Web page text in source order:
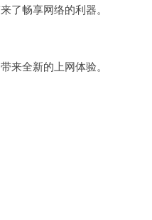
畅享网络的利器。
全新的上网体验。